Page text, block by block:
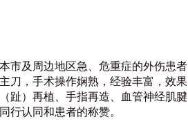
市及周边地区急、危重症的外伤患者
刀，手术操作娴熟，经验丰富，效果
趾）再植、手指再造、血管神经肌腱
行认同和患者的称赞。